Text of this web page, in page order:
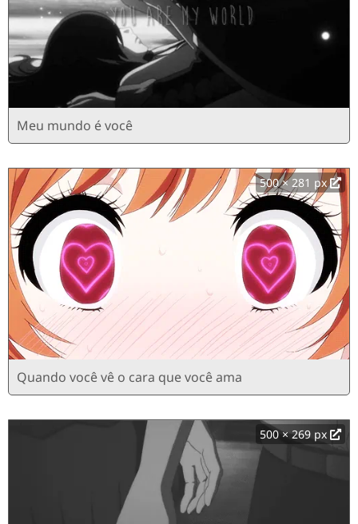
Meu mundo é você
500 × 281 px
Quando você vê o cara que você ama
500 × 269 px